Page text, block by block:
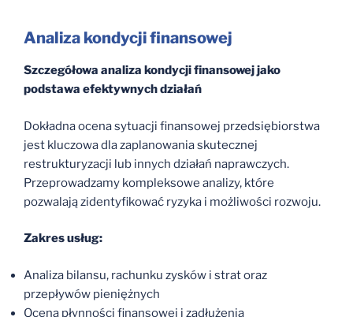
Analiza kondycji finansowej
Szczegółowa analiza kondycji finansowej jako
podstawa efektywnych działań
Dokładna ocena sytuacji finansowej przedsiębiorstwa
jest kluczowa dla zaplanowania skutecznej
restrukturyzacji lub innych działań naprawczych.
Przeprowadzamy kompleksowe analizy, które
pozwalają zidentyfikować ryzyka i możliwości rozwoju.
Zakres usług:
Analiza bilansu, rachunku zysków i strat oraz
przepływów pieniężnych
Ocena płynności finansowej i zadłużenia